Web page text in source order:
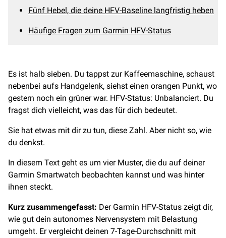
Fünf Hebel, die deine HFV-Baseline langfristig heben
Häufige Fragen zum Garmin HFV-Status
Es ist halb sieben. Du tappst zur Kaffeemaschine, schaust
nebenbei aufs Handgelenk, siehst einen orangen Punkt, wo
gestern noch ein grüner war. HFV-Status: Unbalanciert. Du
fragst dich vielleicht, was das für dich bedeutet.
Sie hat etwas mit dir zu tun, diese Zahl. Aber nicht so, wie
du denkst.
In diesem Text geht es um vier Muster, die du auf deiner
Garmin Smartwatch beobachten kannst und was hinter
ihnen steckt.
Kurz zusammengefasst: Der Garmin HFV-Status zeigt dir,
wie gut dein autonomes Nervensystem mit Belastung
umgeht. Er vergleicht deinen 7-Tage-Durchschnitt mit